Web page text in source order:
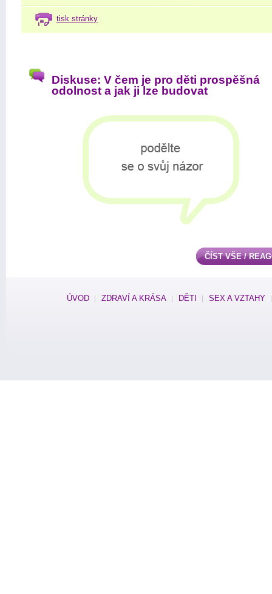
tisk stránky
Diskuse: V čem je pro děti prospěšná
odolnost a jak ji lze budovat
ČÍST VŠE /
ÚVOD ZDRAVÍ A KRÁSA DĚTI SEX A VZTAHY